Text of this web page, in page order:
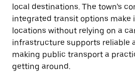
local destinations. The town’s
integrated transit options make
locations without relying on a
infrastructure supports reliable
making public transport a
getting around.